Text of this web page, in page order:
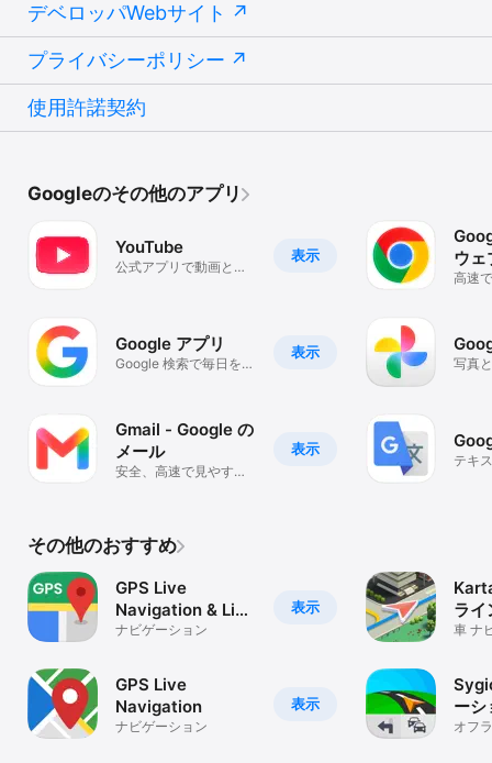
デベロッパWebサイト
プライバシーポリシー
使用許諾契約
Googleのその他のアプリ
表示
YouTube
公式アプリで動画と音
表示
Google アプリ
Google 検索で毎日をも
表示
Gmail - Google の
メール
安全、高速で見やすい
ウェ
高速
写真
テキ
その他のおすすめ
表示
GPS Live
Navigation & Live
Map
ナビゲーション
表示
GPS Live
Navigation
ナビゲーション
ライ
車 ナ
ーシ
オフ